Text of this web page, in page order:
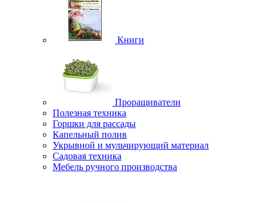
Книги
Проращиватели
Полезная техника
Горшки для рассады
Капельный полив
Укрывной и мульчирующий материал
Садовая техника
Мебель ручного производства